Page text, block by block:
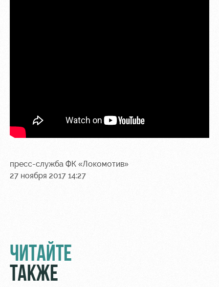
пресс-служба ФК «Локомотив»
27 ноября 2017 14:27
ЧИТАЙТЕ
ТАКЖЕ